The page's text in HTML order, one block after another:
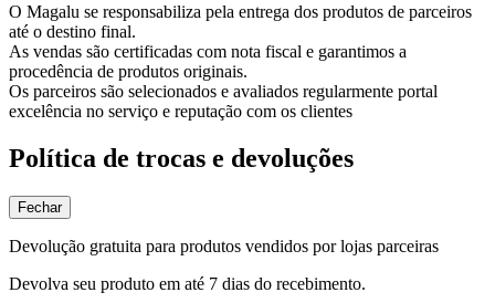
O Magalu se responsabiliza pela entrega dos produtos de parceiros
até o destino final.
As vendas são certificadas com nota fiscal e garantimos a
procedência de produtos originais.
Os parceiros são selecionados e avaliados regularmente portal
excelência no serviço e reputação com os clientes
Política de trocas e devoluções
Fechar
Devolução gratuita para produtos vendidos por lojas parceiras
Devolva seu produto em até 7 dias do recebimento.